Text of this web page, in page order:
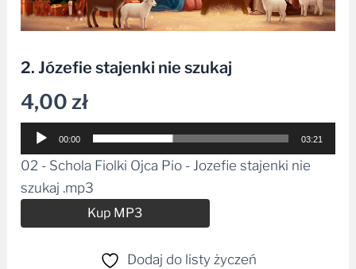
2. Józefie stajenki nie szukaj
4,00zł
Odtwarzacz
plików
00:00 03:21
02 - Schola Fiolki Ojca Pio - Jozefie stajenki nie
szukaj .mp3
Kup MP3
Dodaj do listy życzeń